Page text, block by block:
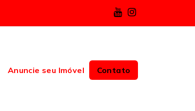
Anuncie seu Imóvel Contato